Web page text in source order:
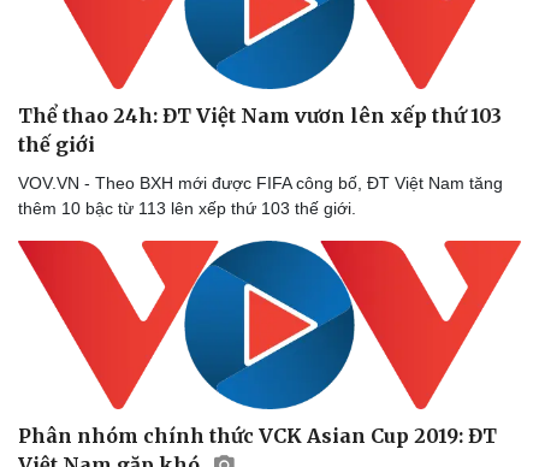
Thể thao 24h: ĐT Việt Nam vươn lên xếp thứ 103
thế giới
VOV.VN - Theo BXH mới được FIFA công bố, ĐT Việt Nam tăng
thêm 10 bậc từ 113 lên xếp thứ 103 thế giới.
Phân nhóm chính thức VCK Asian Cup 2019: ĐT